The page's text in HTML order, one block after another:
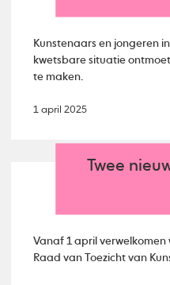
Kunstenaars en jongeren
kwetsbare situatie
te maken.
1 april 2025
Twee
Vanaf 1 april verwelkomen
Raad van Toezicht van